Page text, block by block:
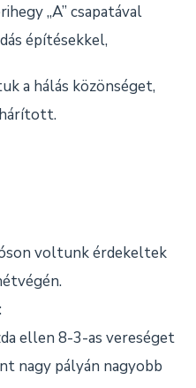
„A” csapatával
építésekkel,
a hálás közönséget,
voltunk érdekeltek
ellen 8-3-as vereséget
nagy pályán nagyobb